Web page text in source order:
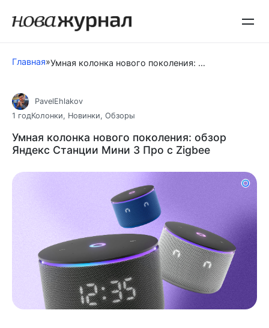
Главная» Умная колонка нового поколения: обзор Яндекс Станции Мини 3 Про с Zigbee
PavelEhlakov
1 годКолонки, Новинки, Обзоры
Умная колонка нового поколения: обзор
Яндекс Станции Мини 3 Про с Zigbee